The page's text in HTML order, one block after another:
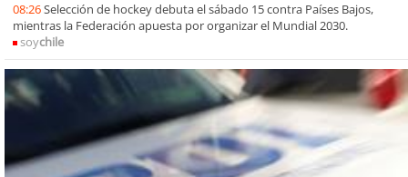
08:26Selección de hockey debuta el sábado 15 contra Países Bajos,
mientras la Federación apuesta por organizar el Mundial 2030.
soychile